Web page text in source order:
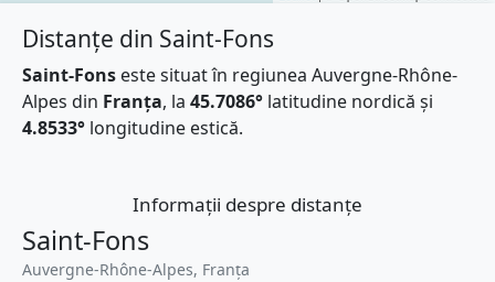
Distanțe din Saint-Fons
Saint-Fons este situat în regiunea Auvergne-Rhône-
Alpes din Franţa, la 45.7086° latitudine nordică și
4.8533° longitudine estică.
Informații despre distanțe
Saint-Fons
Auvergne-Rhône-Alpes, Franţa